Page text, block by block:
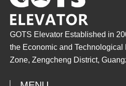
GOTS Elevator Established in
the Economic and Technological
Zone, Zengcheng District,